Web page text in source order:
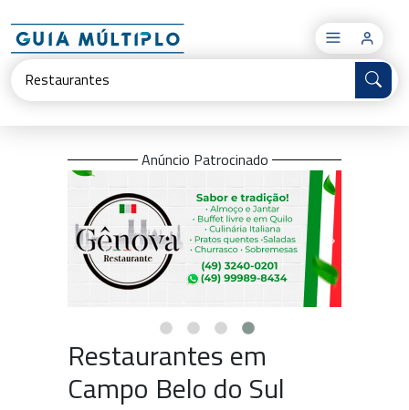
×
Anúncio Patrocinado
Restaurantes em
Campo Belo do Sul